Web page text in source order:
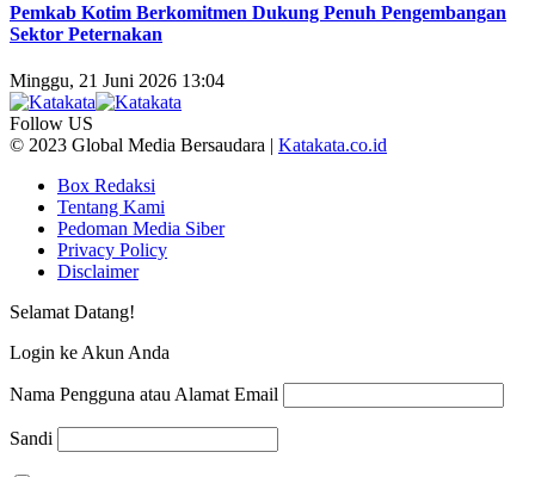
Pemkab Kotim Berkomitmen Dukung Penuh Pengembangan
Sektor Peternakan
Minggu, 21 Juni 2026 13:04
Follow US
© 2023 Global Media Bersaudara | Katakata.co.id
Box Redaksi
Tentang Kami
Pedoman Media Siber
Privacy Policy
Disclaimer
Selamat Datang!
Login ke Akun Anda
Nama Pengguna atau Alamat Email
Sandi